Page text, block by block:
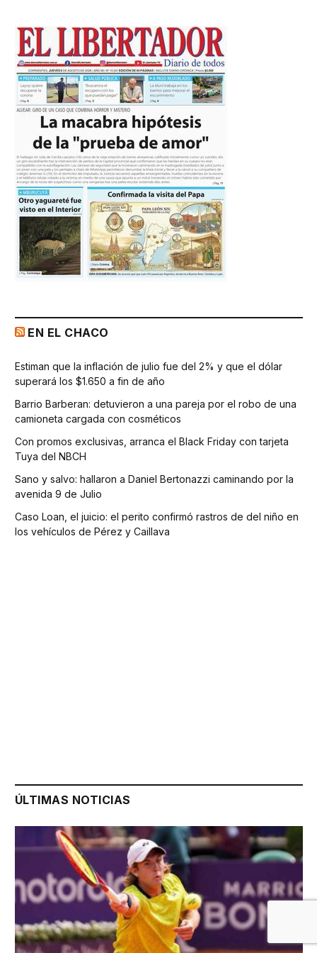
EN EL CHACO
Estiman que la inflación de julio fue del 2% y que el dólar
superará los $1.650 a fin de año
Barrio Barberan: detuvieron a una pareja por el robo de una
camioneta cargada con cosméticos
Con promos exclusivas, arranca el Black Friday con tarjeta
Tuya del NBCH
Sano y salvo: hallaron a Daniel Bertonazzi caminando por la
avenida 9 de Julio
Caso Loan, el juicio: el perito confirmó rastros de del niño en
los vehículos de Pérez y Caillava
ÚLTIMAS NOTICIAS